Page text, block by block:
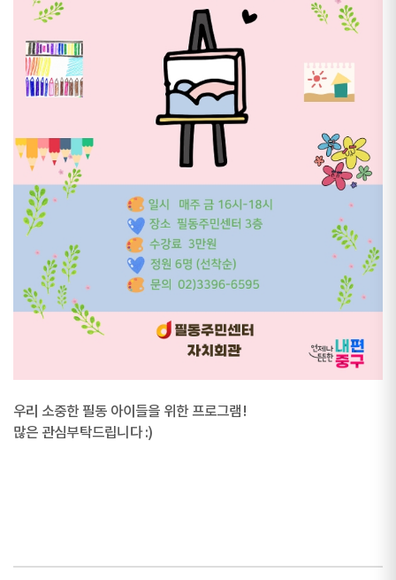
우리 소중한 필동 아이들을 위한 프로그램!
많은 관심부탁드립니다 :)